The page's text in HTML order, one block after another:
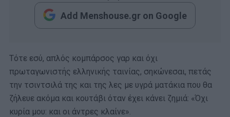
Add Menshouse.gr on Google
Τότε εσύ, απλός κομπάρσος γαρ και όχι
πρωταγωνιστής ελληνικής ταινίας, σηκώνεσαι, πετάς
την τσιντσιλά της και της λες με υγρά ματάκια που θα
ζήλευε ακόμα και κουτάβι όταν έχει κάνει ζημιά: «Όχι
κυρία μου: και οι άντρες κλαίνε».